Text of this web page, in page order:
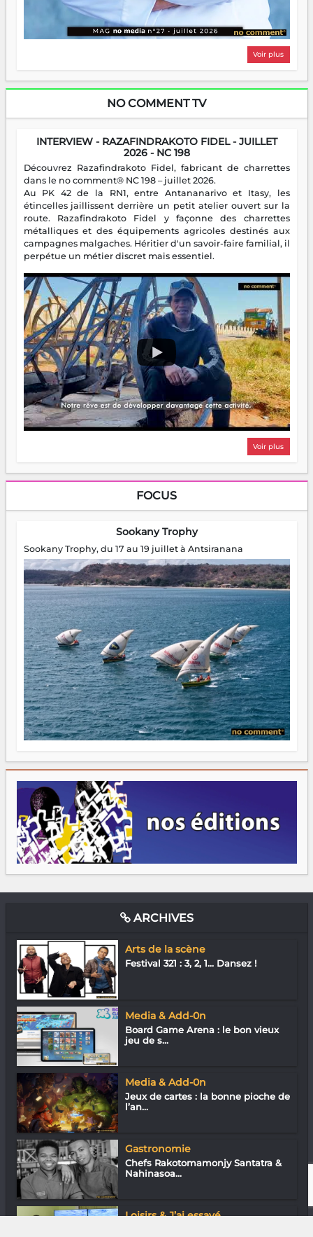
Voir plus
NO COMMENT TV
INTERVIEW - RAZAFINDRAKOTO FIDEL - JUILLET
2026 - NC 198
Découvrez Razafindrakoto Fidel, fabricant de charrettes
dans le no comment® NC 198 – juillet 2026.
Au PK 42 de la RN1, entre Antananarivo et Itasy, les
étincelles jaillissent derrière un petit atelier ouvert sur la
route. Razafindrakoto Fidel y façonne des charrettes
métalliques et des équipements agricoles destinés aux
campagnes malgaches. Héritier d'un savoir-faire familial, il
perpétue un métier discret mais essentiel.
Voir plus
FOCUS
Sookany Trophy
Sookany Trophy, du 17 au 19 juillet à Antsiranana
ARCHIVES
Arts de la scène
Festival 321 : 3, 2, 1… Dansez !
Media & Add-0n
Board Game Arena : le bon vieux
jeu de s...
Media & Add-0n
Jeux de cartes : la bonne pioche de
l’an...
Gastronomie
Chefs Rakotomamonjy Santatra &
Nahinasoa...
Loisirs & J’ai essayé